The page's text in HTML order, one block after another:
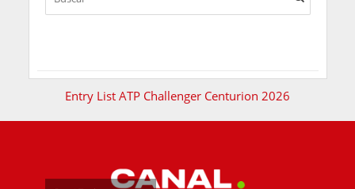
Entry List ATP Challenger Centurion 2026